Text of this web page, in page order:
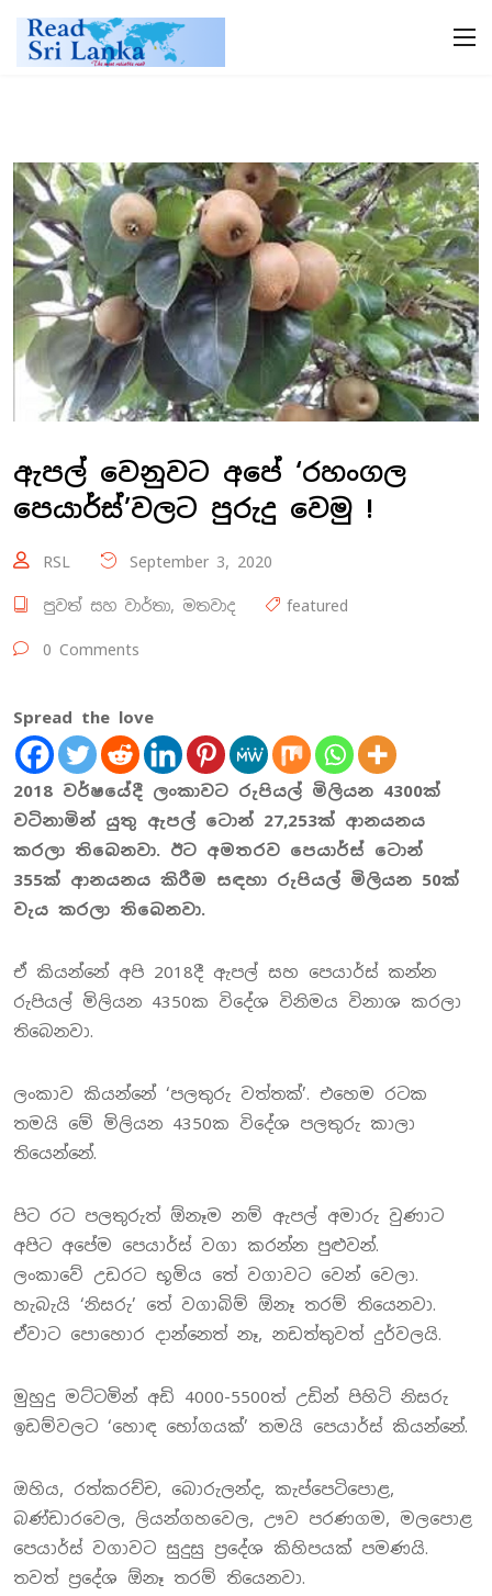
ඇපල් වෙනුවට අපේ ‘රහංගල
පෙයාර්ස්’වලට පුරුදු වෙමු !
RSL September 3, 2020
පුවත් සහ වාර්තා, මතවාද featured
0 Comments
Spread the love
2018 වර්ෂයේදී ලංකාවට රුපියල් මිලියන 4300ක්
වටිනාමින් යුතු ඇපල් ටොන් 27,253ක් ආනයනය
කරලා තිබෙනවා. ඊට අමතරව පෙයාර්ස් ටොන්
355ක් ආනයනය කිරීම සඳහා රුපියල් මිලියන 50ක්
වැය කරලා තිබෙනවා.
ඒ කියන්නේ අපි 2018දී ඇපල් සහ පෙයාර්ස් කන්න
රුපියල් මිලියන 4350ක විදේශ විනිමය විනාශ කරලා
තිබෙනවා.
ලංකාව කියන්නේ ‘පලතුරු වත්තක්’. එහෙම රටක
තමයි මේ මිලියන 4350ක විදේශ පලතුරු කාලා
තියෙන්නේ.
පිට රට පලතුරුත් ඕනෑම නම් ඇපල් අමාරු වුණාට
අපිට අපේම පෙයාර්ස් වගා කරන්න පුළුවන්.
ලංකාවේ උඩරට භූමිය තේ වගාවට වෙන් වෙලා.
හැබැයි ‘නිසරු’ තේ වගාබිම් ඕනෑ තරම් තියෙනවා.
ඒවාට පොහොර දාන්නෙත් නෑ, නඩත්තුවත් දුර්වලයි.
මුහුදු මට්ටමින් අඩි 4000-5500ත් උඩින් පිහිටි නිසරු
ඉඩම්වලට ‘හොඳ භෝගයක්’ තමයි පෙයාර්ස් කියන්නේ.
ඔහිය, රත්කරච්ච, බොරුලන්ද, කැප්පෙටිපොළ,
බණ්ඩාරවෙල, ලියන්ගහවෙල, ඌව පරණගම, මලපොළ
පෙයාර්ස් වගාවට සුදුසු ප‍්‍රදේශ කිහිපයක් පමණයි.
තවත් ප‍්‍රදේශ ඕනෑ තරම් තියෙනවා.